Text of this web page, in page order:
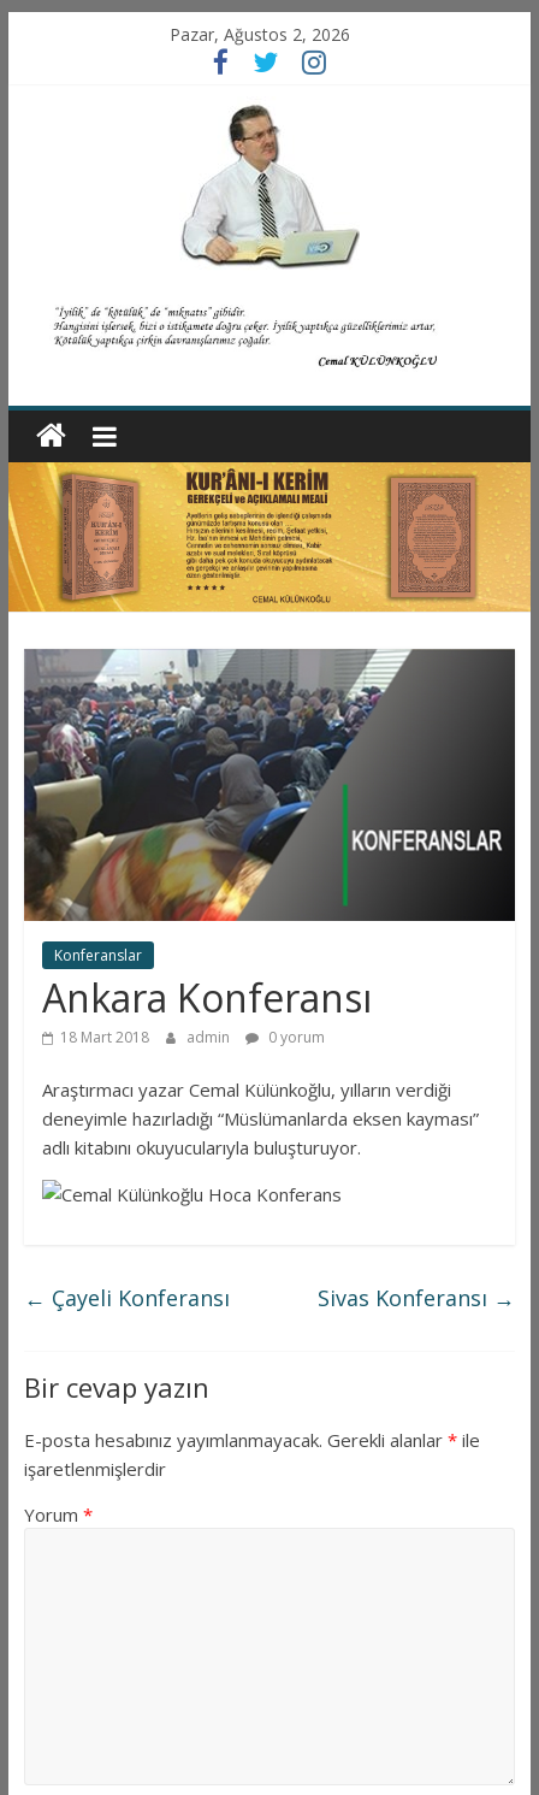
Pazar, Ağustos 2, 2026
Konferanslar
Ankara Konferansı
18 Mart 2018 admin 0 yorum
Araştırmacı yazar Cemal Külünkoğlu, yılların verdiği
deneyimle hazırladığı “Müslümanlarda eksen kayması”
adlı kitabını okuyucularıyla buluşturuyor.
← Çayeli Konferansı Sivas Konferansı →
Bir cevap yazın
E-posta hesabınız yayımlanmayacak. Gerekli alanlar *ile
işaretlenmişlerdir
Yorum *